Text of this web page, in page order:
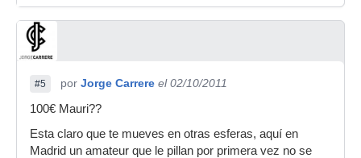
#5 por Jorge Carrere el 02/10/2011
100€ Mauri??
Esta claro que te mueves en otras esferas, aquí en
Madrid un amateur que le pillan por primera vez no se